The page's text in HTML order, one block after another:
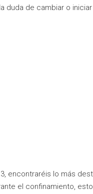
de cambiar o
encontraréis lo más
el confinamiento,